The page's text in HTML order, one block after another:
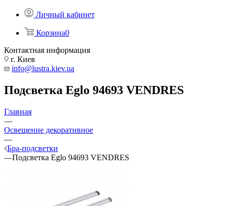
Личный кабинет
Корзина0
Контактная информация
г. Киев
info@lustra.kiev.ua
Подсветка Eglo 94693 VENDRES
Главная
—
Освещение декоративное
—
Бра-подсветки
—Подсветка Eglo 94693 VENDRES